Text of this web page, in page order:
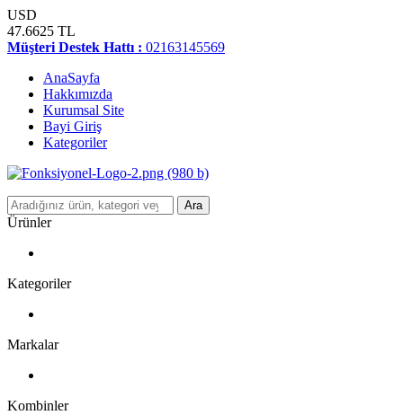
USD
47.6625 TL
Müşteri Destek Hattı : 02163145569
AnaSayfa
Hakkımızda
Kurumsal Site
Bayi Giriş
Kategoriler
Ara
Ürünler
Kategoriler
Markalar
Kombinler